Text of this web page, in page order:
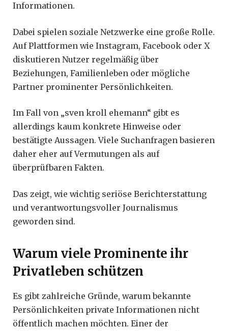
Informationen.
Dabei spielen soziale Netzwerke eine große Rolle.
Auf Plattformen wie Instagram, Facebook oder X
diskutieren Nutzer regelmäßig über
Beziehungen, Familienleben oder mögliche
Partner prominenter Persönlichkeiten.
Im Fall von „sven kroll ehemann“ gibt es
allerdings kaum konkrete Hinweise oder
bestätigte Aussagen. Viele Suchanfragen basieren
daher eher auf Vermutungen als auf
überprüfbaren Fakten.
Das zeigt, wie wichtig seriöse Berichterstattung
und verantwortungsvoller Journalismus
geworden sind.
Warum viele Prominente ihr
Privatleben schützen
Es gibt zahlreiche Gründe, warum bekannte
Persönlichkeiten private Informationen nicht
öffentlich machen möchten. Einer der